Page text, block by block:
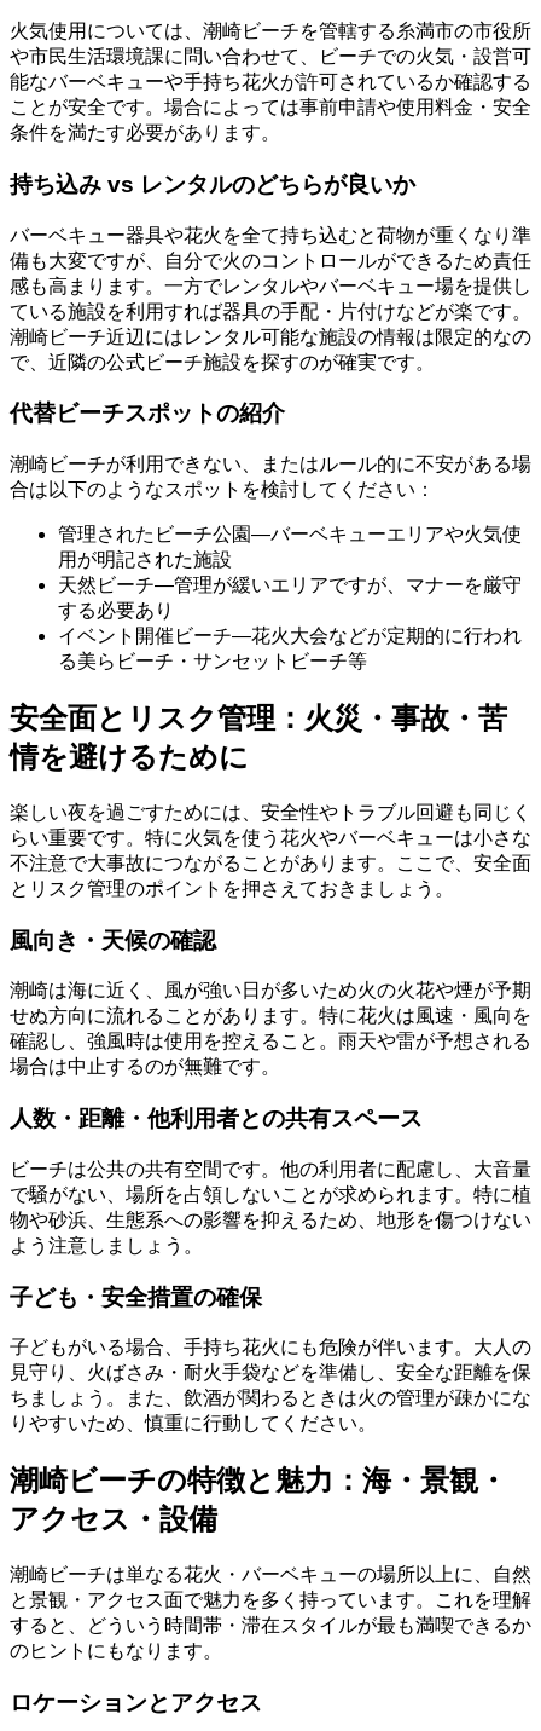
火気使用については、潮崎ビーチを管轄する糸満市の市役所
や市民生活環境課に問い合わせて、ビーチでの火気・設営可
能なバーベキューや手持ち花火が許可されているか確認する
ことが安全です。場合によっては事前申請や使用料金・安全
条件を満たす必要があります。
持ち込み vs レンタルのどちらが良いか
バーベキュー器具や花火を全て持ち込むと荷物が重くなり準
備も大変ですが、自分で火のコントロールができるため責任
感も高まります。一方でレンタルやバーベキュー場を提供し
ている施設を利用すれば器具の手配・片付けなどが楽です。
潮崎ビーチ近辺にはレンタル可能な施設の情報は限定的なの
で、近隣の公式ビーチ施設を探すのが確実です。
代替ビーチスポットの紹介
潮崎ビーチが利用できない、またはルール的に不安がある場
合は以下のようなスポットを検討してください：
管理されたビーチ公園—バーベキューエリアや火気使
用が明記された施設
天然ビーチ—管理が緩いエリアですが、マナーを厳守
する必要あり
イベント開催ビーチ—花火大会などが定期的に行われ
る美らビーチ・サンセットビーチ等
安全面とリスク管理：火災・事故・苦
情を避けるために
楽しい夜を過ごすためには、安全性やトラブル回避も同じく
らい重要です。特に火気を使う花火やバーベキューは小さな
不注意で大事故につながることがあります。ここで、安全面
とリスク管理のポイントを押さえておきましょう。
風向き・天候の確認
潮崎は海に近く、風が強い日が多いため火の火花や煙が予期
せぬ方向に流れることがあります。特に花火は風速・風向を
確認し、強風時は使用を控えること。雨天や雷が予想される
場合は中止するのが無難です。
人数・距離・他利用者との共有スペース
ビーチは公共の共有空間です。他の利用者に配慮し、大音量
で騒がない、場所を占領しないことが求められます。特に植
物や砂浜、生態系への影響を抑えるため、地形を傷つけない
よう注意しましょう。
子ども・安全措置の確保
子どもがいる場合、手持ち花火にも危険が伴います。大人の
見守り、火ばさみ・耐火手袋などを準備し、安全な距離を保
ちましょう。また、飲酒が関わるときは火の管理が疎かにな
りやすいため、慎重に行動してください。
潮崎ビーチの特徴と魅力：海・景観・
アクセス・設備
潮崎ビーチは単なる花火・バーベキューの場所以上に、自然
と景観・アクセス面で魅力を多く持っています。これを理解
すると、どういう時間帯・滞在スタイルが最も満喫できるか
のヒントにもなります。
ロケーションとアクセス